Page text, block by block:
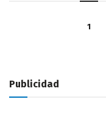
1
Publicidad